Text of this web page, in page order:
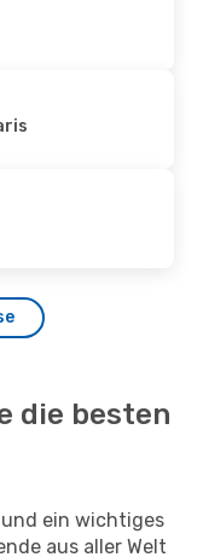
die besten
ein wichtiges
aus aller Welt